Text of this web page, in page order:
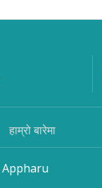
हाम्रो बारेमा
Appharu